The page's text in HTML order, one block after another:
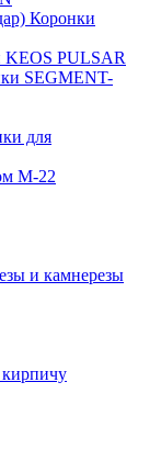
Коронки
KEOS PULSAR
SEGMENT-
для
М-22
и камнерезы